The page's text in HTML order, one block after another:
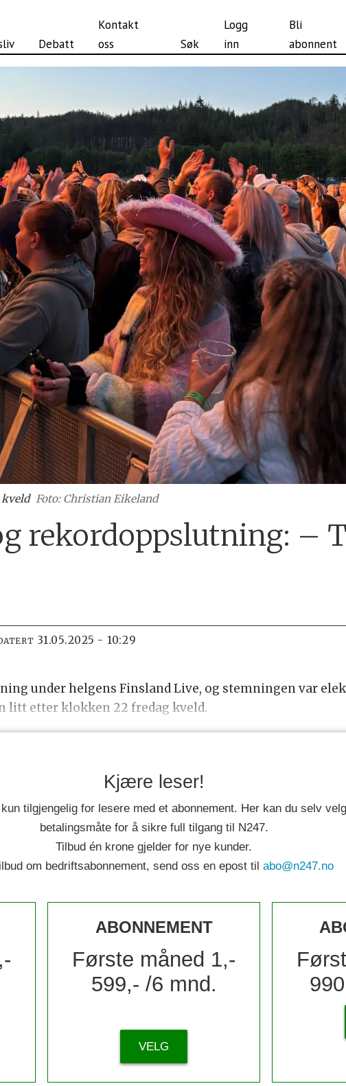
Debatt
Kontakt
oss
Søk
Logg
inn
Bli
abonnent
kveld Foto: Christian Eikeland
rekordoppslutning: –
31.05.2025 - 10:29
under helgens Finsland Live, og stemningen var
litt etter klokken 22 fredag kveld.
Kjære leser!
tilgjengelig for lesere med et abonnement. Her kan du selv
betalingsmåte for å sikre full tilgang til N247.
Tilbud én krone gjelder for nye kunder.
om bedriftsabonnement, send oss en epost til abo@n247.no
ABONNEMENT
Første måned 1,-
599,- /6 mnd.
VELG